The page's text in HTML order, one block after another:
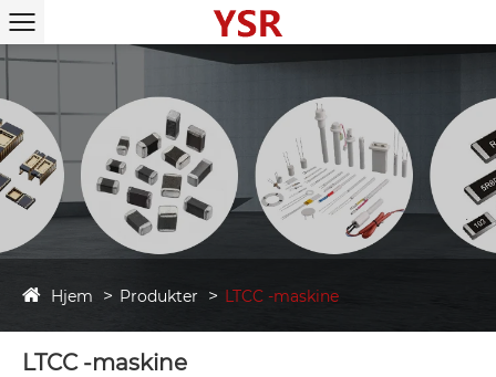
Hjem Produkter LTCC -maskine
LTCC -maskine